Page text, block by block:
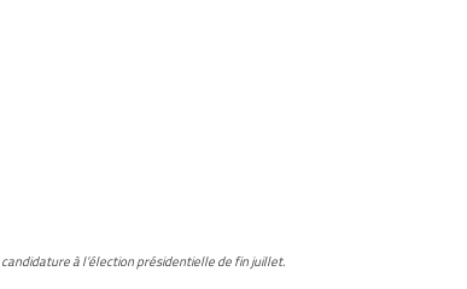
à l’élection présidentielle de fin juillet.